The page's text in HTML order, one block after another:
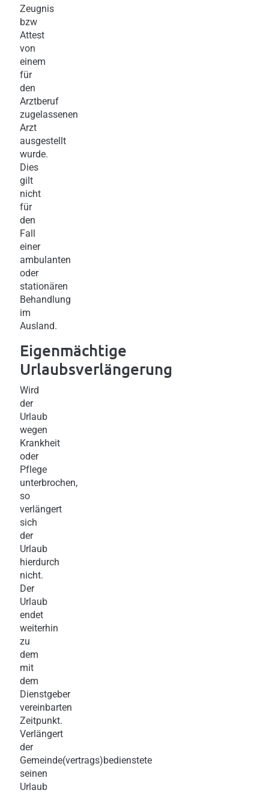
Zeugnis
bzw
Attest
von
einem
für
den
Arztberuf
zugelassenen
Arzt
ausgestellt
wurde.
Dies
gilt
nicht
für
den
Fall
einer
ambulanten
oder
stationären
Behandlung
im
Ausland.
Eigenmächtige
Urlaubsverlängerung
Wird
der
Urlaub
wegen
Krankheit
oder
Pflege
unterbrochen,
so
verlängert
sich
der
Urlaub
hierdurch
nicht.
Der
Urlaub
endet
weiterhin
zu
dem
mit
dem
Dienstgeber
vereinbarten
Zeitpunkt.
Verlängert
der
Gemeinde(vertrags)bedienstete
seinen
Urlaub